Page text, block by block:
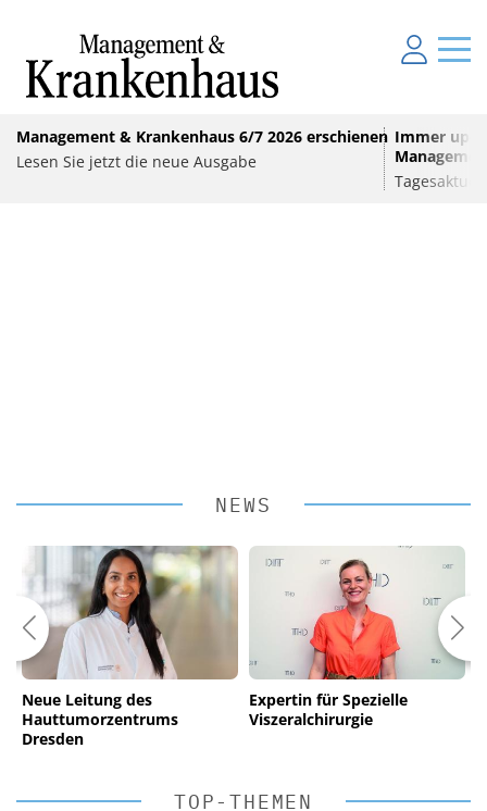
Management & Krankenhaus 6/7 2026 erschienen
Lesen Sie jetzt die neue Ausgabe
Immer up-
NEWS
Neue Leitung des
Hauttumorzentrums
Dresden
Expertin für Spezielle
Viszeralchirurgie
TOP-THEMEN